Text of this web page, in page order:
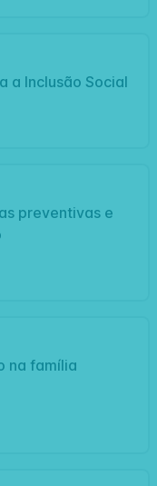
a Inclusão Social
preventivas e
na família